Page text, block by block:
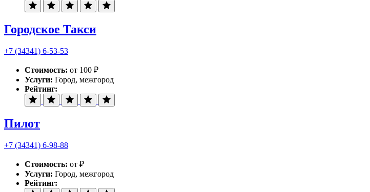
Городское Такси
+7 (34341) 6-53-53
Стоимость: от 100 ₽
Услуги: Город, межгород
Рейтинг:
Пилот
+7 (34341) 6-98-88
Стоимость: от ₽
Услуги: Город, межгород
Рейтинг: